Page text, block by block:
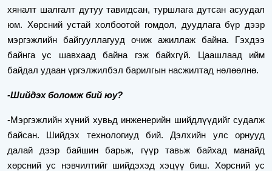
хяналт шалгалт дутуу тавигдсан, туршлага дутсан асуудал
юм. Хөрсний устай холбоотой гомдол, дуудлага бүр дээр
мэргэжлийн байгууллагууд очиж ажиллаж байна. Гэхдээ
байнга ус шавхаад байна гэж байхгүй. Цаашлаад ийм
байдал удаан үргэлжилбэл барилгын насжилтад нөлөөлнө.
-Шийдэх боломж бий юу?
-Мэргэжлийн хүний хувьд инженерийн шийдлүүдийг судалж
байсан. Шийдэх технологиуд бий. Дэлхийн улс орнууд
далай дээр байшин барьж, гүүр тавьж байхад манайд
хөрсний ус нэвчилтийг шийдэхэд хэцүү биш. Хөрсний ус